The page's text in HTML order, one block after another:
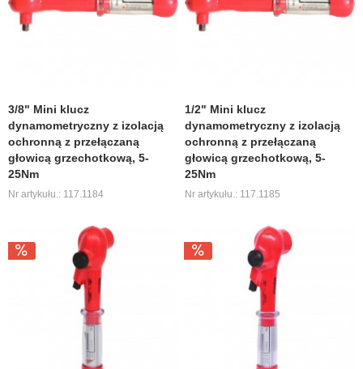
3/8" Mini klucz
dynamometryczny z izolacją
ochronną z przełączaną
głowicą grzechotkową, 5-
25Nm
Nr artykułu.: 117.1184
1/2" Mini klucz
dynamometryczny z izolacją
ochronną z przełączaną
głowicą grzechotkową, 5-
25Nm
Nr artykułu.: 117.1185